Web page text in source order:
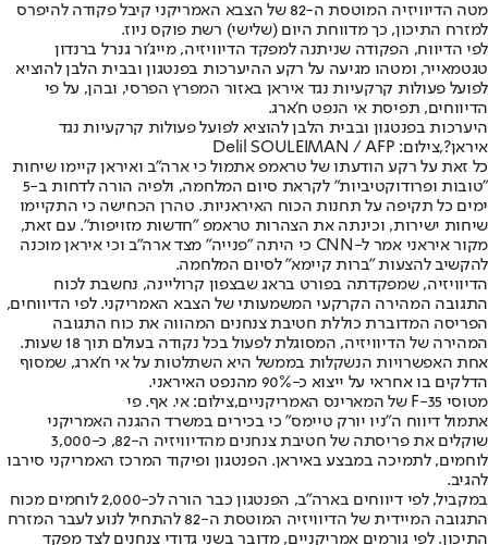
מטה הדיוויזיה המוטסת ה-82 של הצבא האמריקני קיבל פקודה להיפרס
למזרח התיכון, כך מדווחת היום (שלישי) רשת פוקס ניוז.
לפי הדיווח, הפקודה שניתנה למפקד הדיוויזיה, מייג'ור גנרל ברנדון
טגטמאייר, ומטהו מגיעה על רקע ההיערכות בפנטגון ובבית הלבן להוציא
לפועל פעולות קרקעיות נגד איראן באזור המפרץ הפרסי, ובהן, על פי
הדיווחים, תפיסת אי הנפט ח'ארג.
היערכות בפנטגון ובבית הלבן להוציא לפועל פעולות קרקעיות נגד
איראן?,צילום: Delil SOULEIMAN / AFP
כל זאת על רקע הודעתו של טראמפ אתמול כי ארה"ב ואיראן קיימו שיחות
"טובות ופרודוקטיביות" לקראת סיום המלחמה, ולפיה הורה לדחות ב-5
ימים כל תקיפה על תחנות הכוח האיראניות. טהרן הכחישה כי התקיימו
שיחות ישירות, וכינתה את הצהרות טראמפ "חדשות מזויפות". עם זאת,
מקור איראני אמר ל-CNN כי היתה "פנייה" מצד ארה"ב וכי איראן מוכנה
להקשיב להצעות "ברות קיימא" לסיום המלחמה.
הדיוויזיה, שמפקדתה בפורט בראג שבצפון קרוליינה, נחשבת לכוח
התגובה המהירה הקרקעי המשמעותי של הצבא האמריקני. לפי הדיווחים,
הפריסה המדוברת כוללת חטיבת צנחנים המהווה את כוח התגובה
המהירה של הדיוויזיה, המסוגלת לפעול בכל נקודה בעולם תוך 18 שעות.
אחת האפשרויות הנשקלות בממשל היא השתלטות על אי ח'ארג, שמסוף
הדלקים בו אחראי על ייצוא כ-90% מהנפט האיראני.
מטוסי F-35 של המארינס האמריקניים,צילום: אי. אף. פי
אתמול דיווח ה״ניו יורק טיימס״ כי בכירים במשרד ההגנה האמריקני
שוקלים את פריסתה של חטיבת צנחנים מהדיוויזיה ה-82, כ-3,000
לוחמים, לתמיכה במבצע באיראן. הפנטגון ופיקוד המרכז האמריקני סירבו
להגיב.
במקביל, לפי דיווחים בארה"ב, הפנטגון כבר הורה לכ-2,000 לוחמים מכוח
התגובה המיידית של הדיוויזיה המוטסת ה-82 להתחיל לנוע לעבר המזרח
התיכון. לפי גורמים אמריקניים, מדובר בשני גדודי צנחנים לצד מפקד